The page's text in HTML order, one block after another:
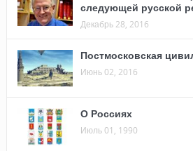
следующей русской
Декабрь 28, 2016
Постмосковская
Июнь 02, 2016
О Россиях
Июль 01, 1990